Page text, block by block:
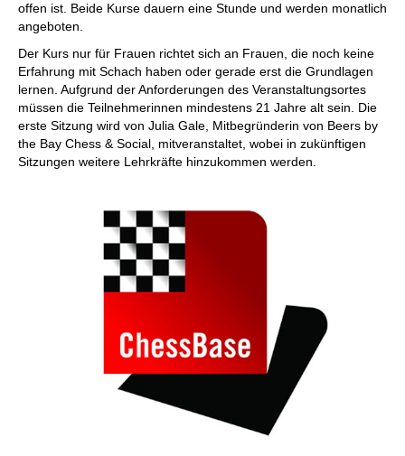
offen ist. Beide Kurse dauern eine Stunde und werden monatlich
angeboten.
Der Kurs nur für Frauen richtet sich an Frauen, die noch keine
Erfahrung mit Schach haben oder gerade erst die Grundlagen
lernen. Aufgrund der Anforderungen des Veranstaltungsortes
müssen die Teilnehmerinnen mindestens 21 Jahre alt sein. Die
erste Sitzung wird von Julia Gale, Mitbegründerin von Beers by
the Bay Chess & Social, mitveranstaltet, wobei in zukünftigen
Sitzungen weitere Lehrkräfte hinzukommen werden.